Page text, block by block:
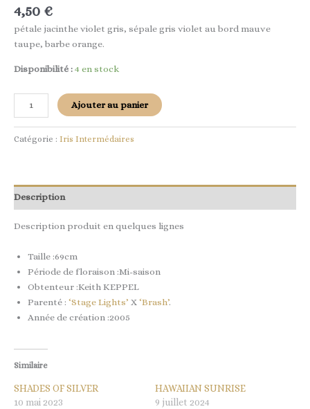
4,50 €
pétale jacinthe violet gris, sépale gris violet au bord mauve
taupe, barbe orange.
Disponibilité : 4 en stock
Ajouter au panier
Catégorie : Iris Intermédaires
Description
Description produit en quelques lignes
Taille :69cm
Période de floraison :Mi-saison
Obtenteur :Keith KEPPEL
Parenté : ‘Stage Lights’ X ‘Brash’.
Année de création :2005
Similaire
SHADES OF SILVER
10 mai 2023
HAWAIIAN SUNRISE
9 juillet 2024